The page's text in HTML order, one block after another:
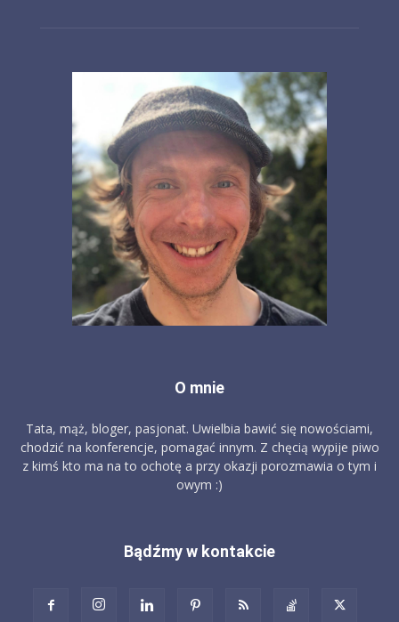
O mnie
Tata, mąż, bloger, pasjonat. Uwielbia bawić się nowościami,
chodzić na konferencje, pomagać innym. Z chęcią wypije piwo
z kimś kto ma na to ochotę a przy okazji porozmawia o tym i
owym :)
Bądźmy w kontakcie